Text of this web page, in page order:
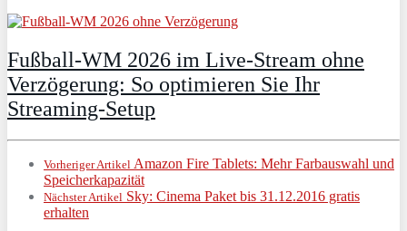
Fußball-WM 2026 im Live-Stream ohne
Verzögerung: So optimieren Sie Ihr
Streaming-Setup
Vorheriger Artikel Amazon Fire Tablets: Mehr Farbauswahl und
Speicherkapazität
Nächster Artikel Sky: Cinema Paket bis 31.12.2016 gratis
erhalten